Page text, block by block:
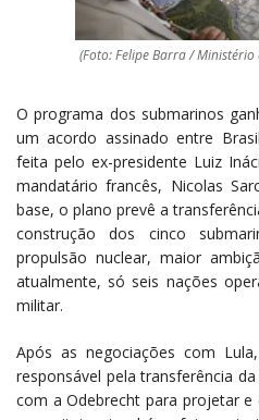
(Foto: Felipe Barra / Ministério
O programa dos submarinos
um acordo assinado entre
feita pelo ex-presidente Luiz
mandatário francês, Nicolas
base, o plano prevê a
construção dos cinco
propulsão nuclear, maior
atualmente, só seis nações
militar.
Após as negociações com
responsável pela transferência
com a Odebrecht para projetar e